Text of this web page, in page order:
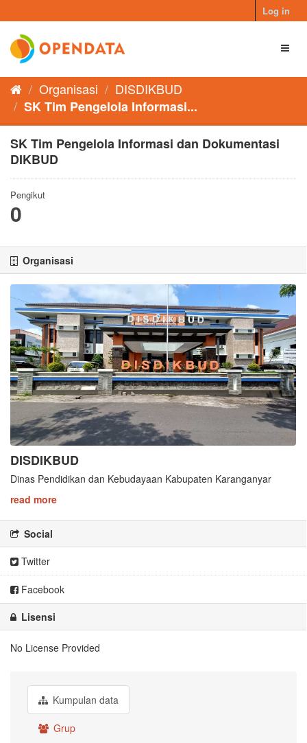
to
content
Log in
Organisasi
DISDIKBUD
SK Tim Pengelola Informasi...
SK Tim Pengelola Informasi dan Dokumentasi
DIKBUD
Pengikut
0
Organisasi
DISDIKBUD
Dinas Pendidikan dan Kebudayaan Kabupaten Karanganyar
read more
Social
Twitter
Facebook
Lisensi
No License Provided
Kumpulan data
Grup